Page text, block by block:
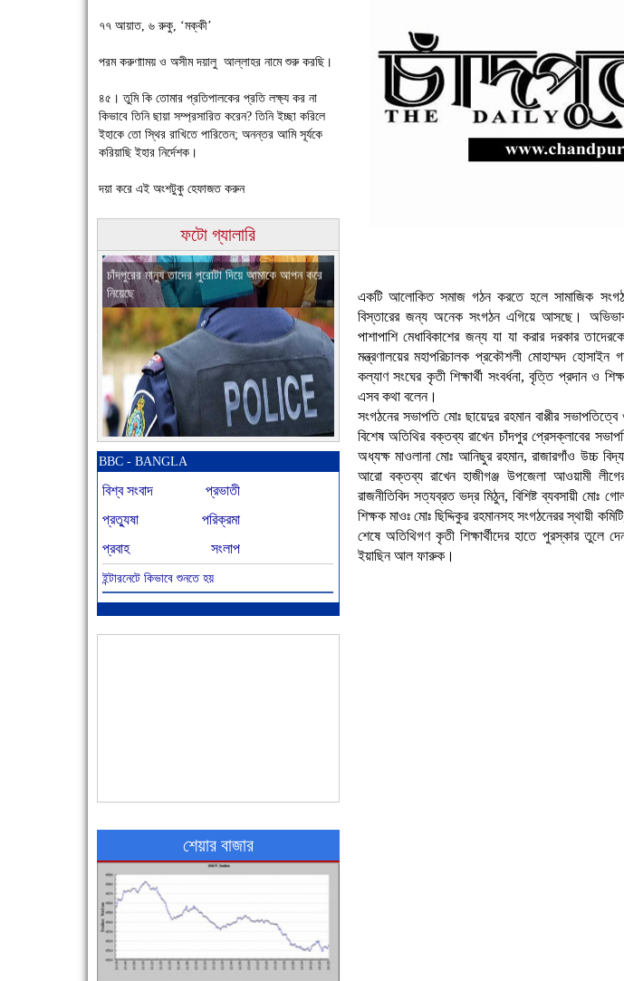
৭৭ আয়াত, ৬ রুকু, ‘মক্কী’
পরম করুণাাময় ও অসীম দয়ালু আল্লাহর নামে শুরু করছি।
৪৫। তুমি কি তোমার প্রতিপালকের প্রতি লক্ষ্য কর না
কিভাবে তিনি ছায়া সম্প্রসারিত করেন? তিনি ইচ্ছা করিলে
ইহাকে তো স্থির রাখিতে পারিতেন; অনন্তর আমি সূর্যকে
করিয়াছি ইহার নির্দেশক।
দয়া করে এই অংশটুকু হেফাজত করুন
ফটো গ্যালারি
চাঁদপুরে উই-এর প্রথম নানা ধরনের পণ্যের সমারোহ
চাঁদপুরের মানুষ তাদের পুরোটা দিয়ে আমাকে আপন করে
নতুনবাজার পুলিশ ফাঁড়ি সীমিত জনবলে প্রশংসনীয় কাজ
করছে
আজ বিশিষ্ট শিক্ষাবিদ এ.টি. আহমেদ হোসাইন রুশদীর
৪৬তম মৃত্যুবার্ষিকী
এক সপ্তাহে শনাক্ত বেড়েছে ৫৫%, মৃত্যু ৪৬%
BBC - BANGLA
বিশ্ব সংবাদ
প্রভাতী
প্রত্যুষা
পরিক্রমা
প্রবাহ
সংলাপ
ইন্টারনেটে কিভাবে শুনতে হয়
শেয়ার বাজার
একটি আলোকিত সমাজ গঠন করতে হলে সামাজিক
বিস্তারের জন্য অনেক সংগঠন এগিয়ে আসছে।
পাশাপাশি মেধাবিকাশের জন্য যা যা করার দরকার
মন্ত্রণালয়ের মহাপরিচালক প্রকৌশলী মোহাম্মদ
কল্যাণ সংঘের কৃতী শিক্ষার্থী সংবর্ধনা, বৃত্তি প্রদান ও
এসব কথা বলেন।
সংগঠনের সভাপতি মোঃ ছায়েদুর রহমান বাপ্পীর
বিশেষ অতিথির বক্তব্য রাখেন চাঁদপুর প্রেসক্লাবের
অধ্যক্ষ মাওলানা মোঃ আনিছুর রহমান, রাজারগাঁও উচ্চ
আরো বক্তব্য রাখেন হাজীগঞ্জ উপজেলা আওয়ামী
রাজনীতিবিদ সত্যব্রত ভদ্র মিঠুন, বিশিষ্ট ব্যবসায়ী মোঃ
শিক্ষক মাওঃ মোঃ ছিদ্দিকুর রহমানসহ সংগঠনেরর স্থায়ী
শেষে অতিথিগণ কৃতী শিক্ষার্থীদের হাতে পুরস্কার তুলে
ইয়াছিন আল ফারুক।